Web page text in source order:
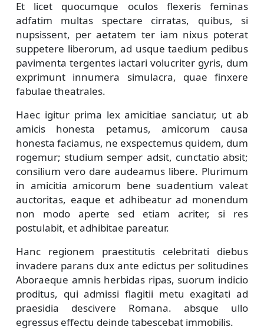
Et licet quocumque oculos flexeris feminas
adfatim multas spectare cirratas, quibus, si
nupsissent, per aetatem ter iam nixus poterat
suppetere liberorum, ad usque taedium pedibus
pavimenta tergentes iactari volucriter gyris, dum
exprimunt innumera simulacra, quae finxere
fabulae theatrales.
Haec igitur prima lex amicitiae sanciatur, ut ab
amicis honesta petamus, amicorum causa
honesta faciamus, ne exspectemus quidem, dum
rogemur; studium semper adsit, cunctatio absit;
consilium vero dare audeamus libere. Plurimum
in amicitia amicorum bene suadentium valeat
auctoritas, eaque et adhibeatur ad monendum
non modo aperte sed etiam acriter, si res
postulabit, et adhibitae pareatur.
Hanc regionem praestitutis celebritati diebus
invadere parans dux ante edictus per solitudines
Aboraeque amnis herbidas ripas, suorum indicio
proditus, qui admissi flagitii metu exagitati ad
praesidia descivere Romana. absque ullo
egressus effectu deinde tabescebat immobilis.